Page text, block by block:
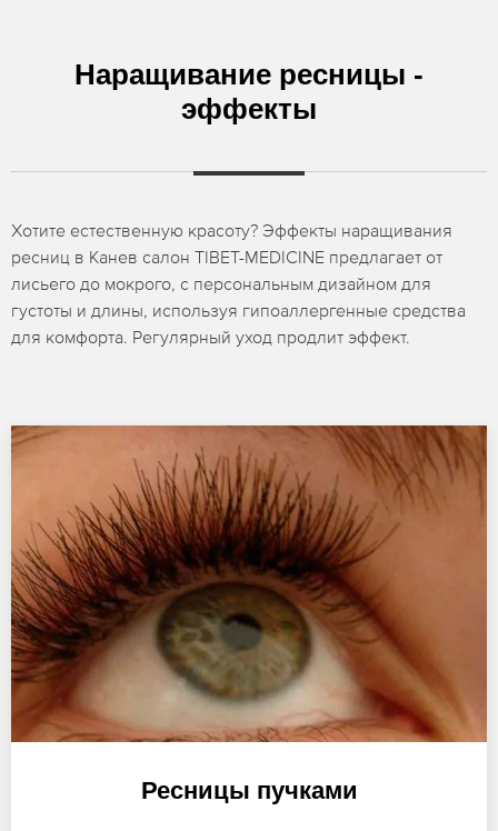
Наращивание ресницы -
эффекты
Хотите естественную красоту? Эффекты наращивания
ресниц в Канев салон TIBET-MEDICINE предлагает от
лисьего до мокрого, с персональным дизайном для
густоты и длины, используя гипоаллергенные средства
для комфорта. Регулярный уход продлит эффект.
Ресницы пучками